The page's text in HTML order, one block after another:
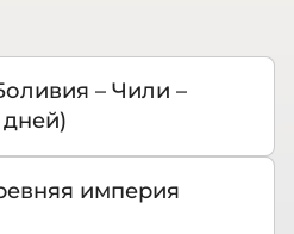
– Чили –
дней)
империя